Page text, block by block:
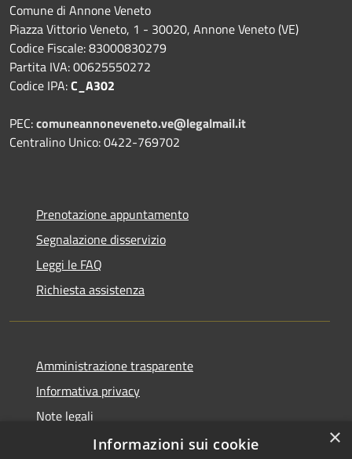
Comune di Annone Veneto
Piazza Vittorio Veneto, 1 - 30020, Annone Veneto (VE)
Codice Fiscale: 83000830279
Partita IVA: 00625550272
Codice IPA:C_A302
PEC:comuneannoneveneto.ve@legalmail.it
Centralino Unico: 0422-769702
Prenotazione appuntamento
Segnalazione disservizio
Leggi le FAQ
Richiesta assistenza
Amministrazione trasparente
Informativa privacy
Note legali
Dichiarazione di accessibilità
×
Informazioni sui cookie